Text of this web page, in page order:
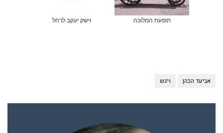
תופעת המלוכה וישק יעקב לרחל
אביעד הכהן ויגש